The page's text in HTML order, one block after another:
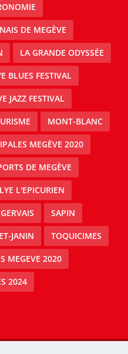
DE MEGÈVE
LA GRANDE ODYSSÉE
BLUES FESTIVAL
JAZZ FESTIVAL
MONT-BLANC
MEGÈVE 2020
DE MEGÈVE
L'EPICURIEN
SAPIN
JANIN TOQUICIMES
MEGEVE 2020
2024